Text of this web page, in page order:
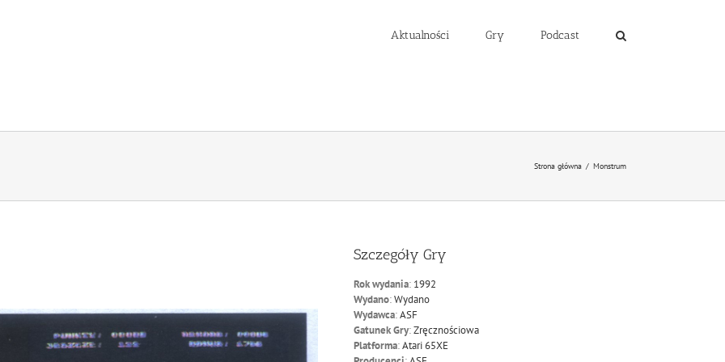
Aktualności Gry Podcast
Strona główna / Monstrum
Szczegóły Gry
Rok wydania: 1992
Wydano:Wydano
Wydawca:ASF
Gatunek Gry:Zręcznościowa
Platforma:Atari 65XE